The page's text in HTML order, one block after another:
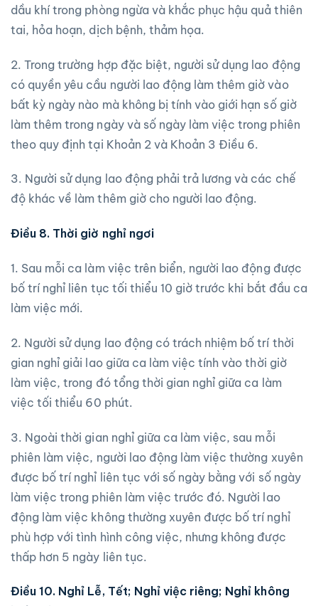
dầu khí trong phòng ngừa và khắc phục hậu quả thiên
tai, hỏa hoạn, dịch bệnh, thảm họa.
2. Trong trường hợp đặc biệt, người sử dụng lao động
có quyền yêu cầu người lao động làm thêm giờ vào
bất kỳ ngày nào mà không bị tính vào giới hạn số giờ
làm thêm trong ngày và số ngày làm việc trong phiên
theo quy định tại Khoản 2 và Khoản 3 Điều 6.
3. Người sử dụng lao động phải trả lương và các chế
độ khác về làm thêm giờ cho người lao động.
Điều 8. Thời giờ nghỉ ngơi
1. Sau mỗi ca làm việc trên biển, người lao động được
bố trí nghỉ liên tục tối thiểu 10 giờ trước khi bắt đầu ca
làm việc mới.
2. Người sử dụng lao động có trách nhiệm bố trí thời
gian nghỉ giải lao giữa ca làm việc tính vào thời giờ
làm việc, trong đó tổng thời gian nghỉ giữa ca làm
việc tối thiểu 60 phút.
3. Ngoài thời gian nghỉ giữa ca làm việc, sau mỗi
phiên làm việc, người lao động làm việc thường xuyên
được bố trí nghỉ liên tục với số ngày bằng với số ngày
làm việc trong phiên làm việc trước đó. Người lao
động làm việc không thường xuyên được bố trí nghỉ
phù hợp với tình hình công việc, nhưng không được
thấp hơn 5 ngày liên tục.
Điều 10. Nghỉ Lễ, Tết; Nghỉ việc riêng; Nghỉ không